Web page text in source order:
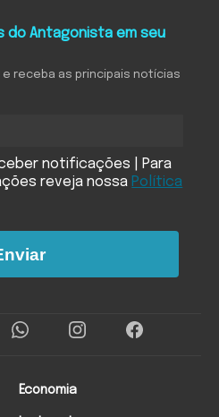
Economia
do Antagonista em seu
receba as principais notícias
notificações | Para
reveja nossa Política